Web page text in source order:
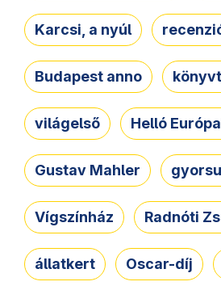
Karcsi, a nyúl
Budapest anno
világelső Helló
Gustav Mahler
Vígszínház Radnóti
állatkert Oscar-díj